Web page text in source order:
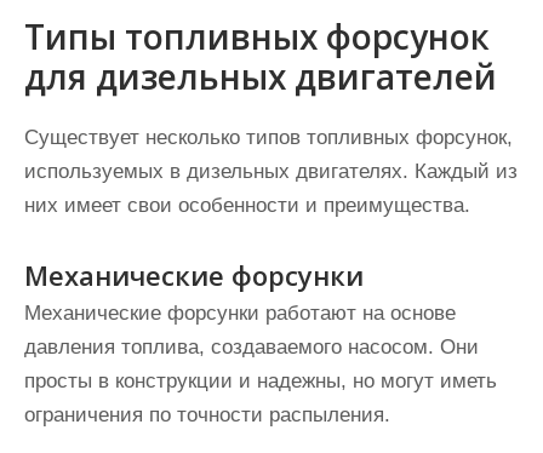
Типы топливных форсунок
для дизельных двигателей
Существует несколько типов топливных форсунок,
используемых в дизельных двигателях. Каждый из
них имеет свои особенности и преимущества.
Механические форсунки
Механические форсунки работают на основе
давления топлива, создаваемого насосом. Они
просты в конструкции и надежны, но могут иметь
ограничения по точности распыления.